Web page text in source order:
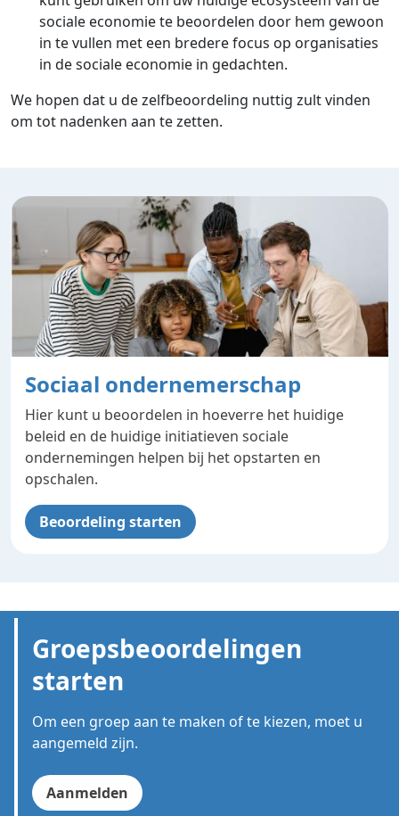
sociale economie te beoordelen door hem gewoon
in te vullen met een bredere focus op organisaties
in de sociale economie in gedachten.
We hopen dat u de zelfbeoordeling nuttig zult vinden
om tot nadenken aan te zetten.
Sociaal ondernemerschap
Hier kunt u beoordelen in hoeverre het huidige
beleid en de huidige initiatieven sociale
ondernemingen helpen bij het opstarten en
opschalen.
Beoordeling starten
Groepsbeoordelingen
starten
Om een groep aan te maken of te kiezen, moet u
aangemeld zijn.
Aanmelden